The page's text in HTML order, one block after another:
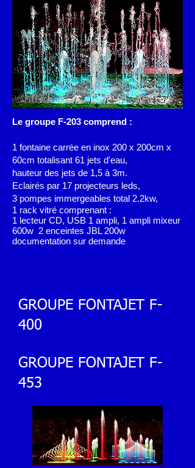
Le groupe F-203 comprend :
1 fontaine carrée en inox 200 x 200cm x
60cm totalisant 61 jets d'eau,
hauteur des jets de 1,5 à 3m.
Eclairés par 17 projecteurs leds,
3 pompes immergeables total 2.2kw,
1 rack vitré comprenant :
1 lecteur CD, USB 1 ampli, 1 ampli mixeur
600w 2 enceintes JBL 200w
documentation sur demande
GROUPE FONTAJET F-
400
GROUPE FONTAJET F-
453